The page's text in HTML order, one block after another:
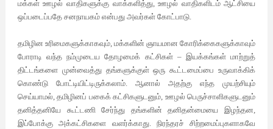
மக்கள் ஊழல் வாதிகளுக்கு வாக்களித்து,ஊழல் வாதிகளிடம் ஆட்சியை
ஒப்படைப்பதே சனநாயகம் என்பது அவர்கள் கோட்பாடு.
தமிழின உரிமைகளுக்காகவும்,மக்களின் ஞாயமான கோரிக்கைகளுக்காவும்
போராடி வந்த நம்முடைய தோழமைக் கட்சிகள்– இயக்கங்கள் மாற்றுத்
திட்டங்களை முன்வைத்து தங்களுக்குள் ஒரு கூட்டமைப்பை உருவாக்கிக்
கொண்டு
போட்டியிட்டிருக்கலாம். ஆனால் அதற்கு எந்த
முயற்சியும்
செய்யாமல்,தமிழினப் பகைக் கட்சிகளுடனும், ஊழல் பெருச்சாளிகளுடனும்
தனித்தனியே
கூட்டணி சேர்ந்து தங்களின் தனிதன்மையை இழந்தன,
இப்போக்கு
அக்கட்சிகளை வளர்க்காது. நிரந்தரச்
சிற்றமைப்புகளாகவே